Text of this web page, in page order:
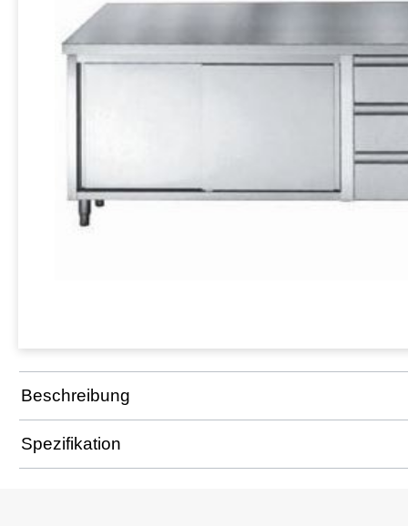
Beschreibung
Spezifikation